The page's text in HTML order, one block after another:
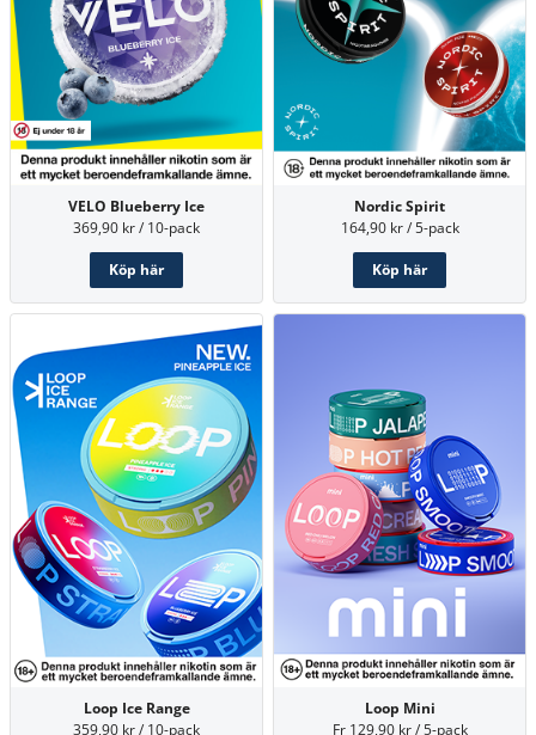
VELO Blueberry Ice
369,90 kr / 10-pack
Köp här
Nordic Spirit
164,90 kr / 5-pack
Köp här
Loop Ice Range
359,90 kr / 10-pack
Loop Mini
Fr 129,90 kr / 5-pack